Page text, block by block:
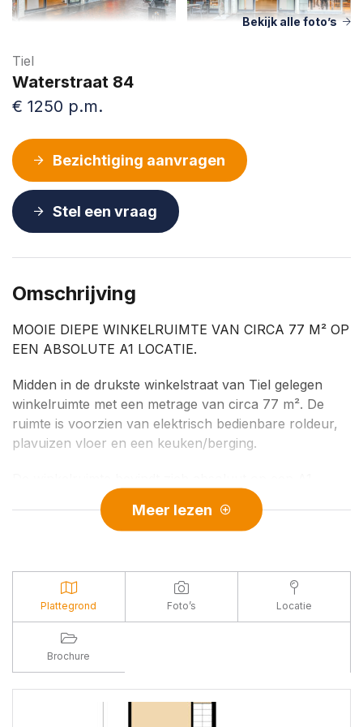
Bekijk alle foto’s
Tiel
Waterstraat 84
€ 1250 p.m.
Bezichtiging aanvragen
Stel een vraag
Omschrijving
MOOIE DIEPE WINKELRUIMTE VAN CIRCA 77 M² OP
EEN ABSOLUTE A1 LOCATIE.
Midden in de drukste winkelstraat van Tiel gelegen
winkelruimte met een metrage van circa 77 m². De
ruimte is voorzien van elektrisch bedienbare roldeur,
plavuizen vloer en een keuken/berging.
locatie en is omringd door diverse bekende namen.
Door het hoge passantenaantal in dit deel van de stad
zal een grote firma alsmede een startende
INDELING:
Begane grond: directe entree naar de winkelruimte,
keuken/berging voorzien van keukenblok.
Verdieping: sanitair, wanneer deze verdieping
gerenoveerd wordt tot een woning zal er op de
begane grond een sanitaire ruimte worden
Meer lezen
Plattegrond Foto’s Locatie
Brochure